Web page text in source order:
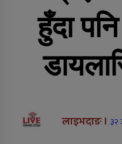
हुँदा
लाइभदाङ । ३२